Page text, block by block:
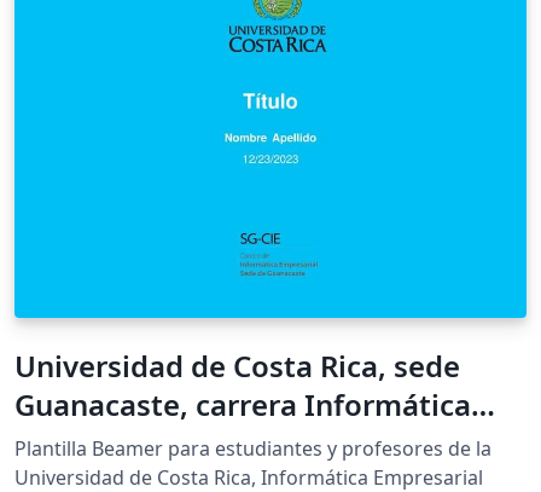
Universidad de Costa Rica, sede
Guanacaste, carrera Informática
Empresarial, Beamer
Plantilla Beamer para estudiantes y profesores de la
Universidad de Costa Rica, Informática Empresarial